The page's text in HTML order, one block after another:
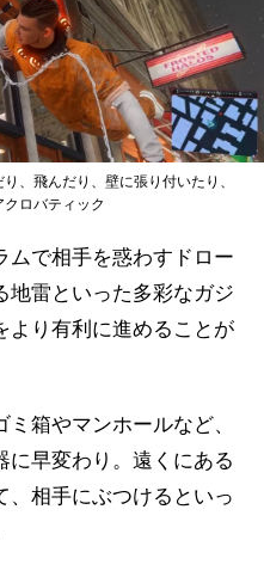
、飛んだり、壁に張り付いたり、
ロバティック
ムで相手を惑わすドロー
地雷といった多彩なガジ
より有利に進めることが
箱やマンホールなど、
に早変わり。遠くにある
、相手にぶつけるといっ